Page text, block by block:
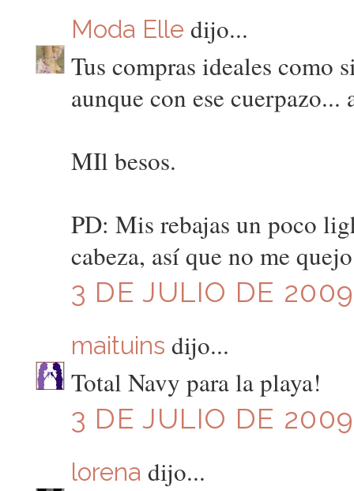
Moda Elle dijo...
Tus compras ideales como
aunque con ese
MIl besos.
PD: Mis rebajas un poco
cabeza, así que no me
3 DE JULIO DE
maituins dijo...
Total Navy para la playa!
3 DE JULIO DE
lorena dijo...